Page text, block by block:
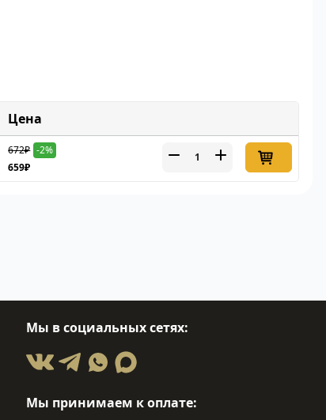
Цена
672₽ -2%
659₽
Мы в социальных сетях:
Мы принимаем к оплате: